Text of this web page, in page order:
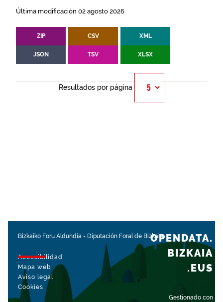
Última modificación 02 agosto 2026
ZIP CSV XML
JSON TSV XLSX
Resultados por página
Bizkaiko Foru Aldundia - Diputación Foral de Bizkaia
Accesibilidad
Mapa web
Aviso legal
Cookies
Gestionado con
OPENDATA.
BIZKAIA
.EUS